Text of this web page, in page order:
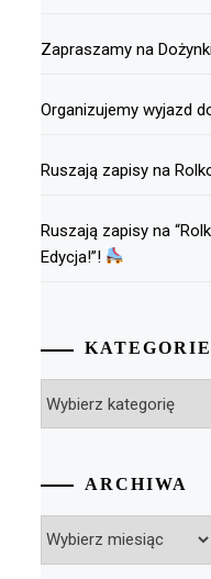
Zapraszamy na
Organizujemy wyjazd
Ruszają zapisy na
Ruszają zapisy na
Edycja!”!
KATEGORIE
ARCHIWA